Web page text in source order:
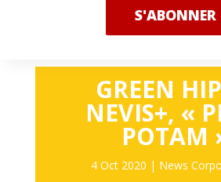
S'ABONNER
GREEN
NEVIS+, «
POTAM
4 Oct 2020 | News